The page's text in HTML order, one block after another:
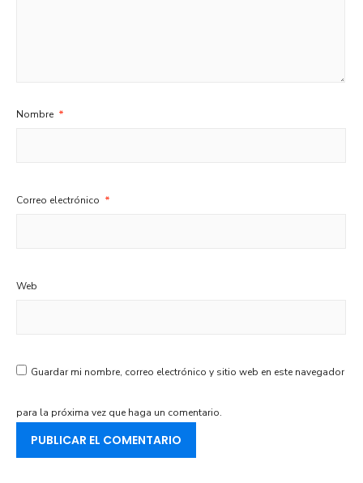
Nombre *
Correo electrónico *
Web
Guardar mi nombre, correo electrónico y sitio web en este navegador
para la próxima vez que haga un comentario.